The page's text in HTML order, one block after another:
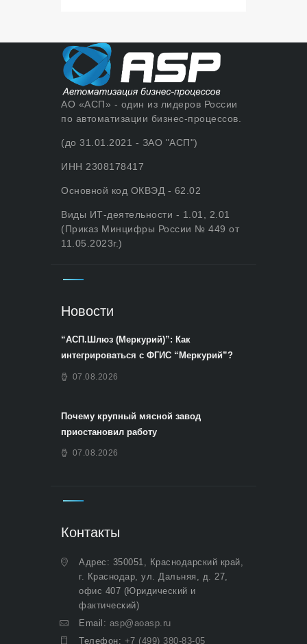
АО «АСП» - один из лидеров России
по автоматизации бизнес-процессов.
(до 31.01.2021 - ЗАО "АСП")
ИНН 2308178417
Основной код ОКВЭД - 62.02
Виды ИТ-деятельности - 1.01, 2.01
(Приказ Минцифры России № 449 от
11.05.2023г.)
Новости
“АСП.Шлюз (Меркурий)”: Как
интегрироваться с ФГИС “Меркурий”?
07.08.2026
Почему крупный мясной завод
приостановил работу
07.08.2026
Контакты
Адрес: 350051, Краснодарский край,
г. Краснодар, ул. Дальняя, д. 27,
офис 407 (Юридический и
фактический)
Email: asp@aoasp.ru
Телефон: +7 (499) 380-83-05